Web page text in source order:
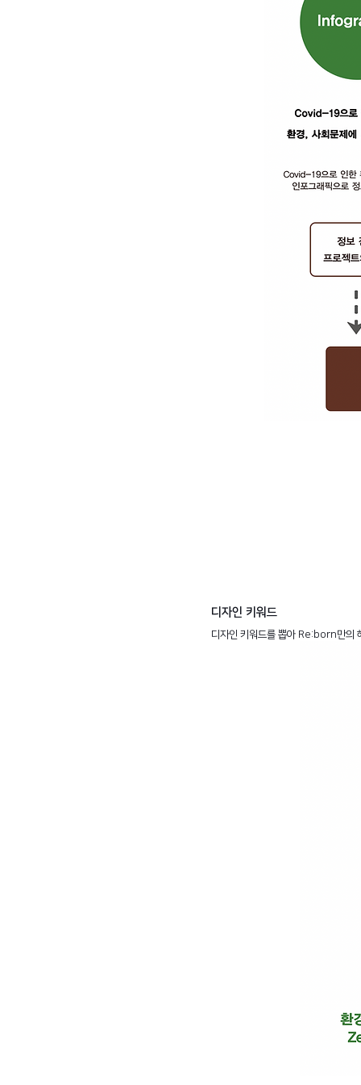
디자인 키워드
디자인 키워드를 뽑아 Re:born만의